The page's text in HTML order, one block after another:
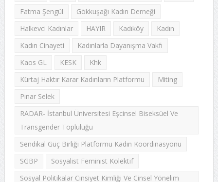
Fatma Şengül
Gökkuşağı Kadın Derneği
Halkevci Kadınlar
HAYIR Kadıköy
Kadın
Kadın Cinayeti
Kadınlarla Dayanışma Vakfı
Kaos GL
KESK
Khk
Kürtaj Haktır Karar Kadınların Platformu
Miting
Pınar Selek
RADAR- İstanbul Üniversitesi Eşcinsel Biseksüel Ve
Transgender Topluluğu
Sendikal Güç Birliği Platformu Kadın Koordinasyonu
SGBP
Sosyalist Feminist Kolektif
Sosyal Politikalar Cinsiyet Kimliği Ve Cinsel Yönelim